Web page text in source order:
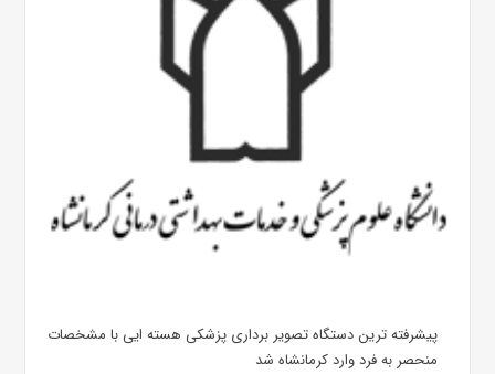
پیشرفته ترین دستگاه تصویر برداری پزشکی هسته ایی با مشخصات
منحصر به فرد وارد کرمانشاه شد